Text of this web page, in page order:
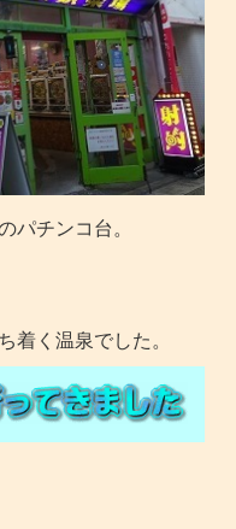
パチンコ台。
着く温泉でした。